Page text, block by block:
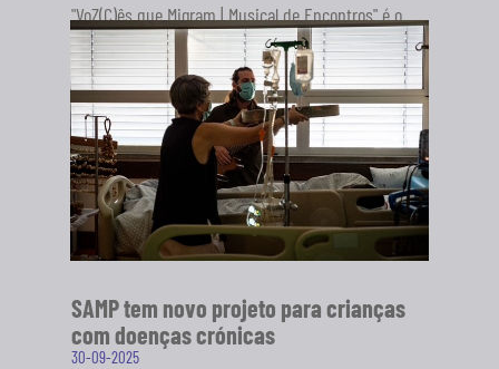
"VoZ(C)ês que Migram | Musical de Encontros" é o
novo projeto da Sociedade Artística Musical dos
Pousos (SAMP), em...
SABER MAIS
SAMP tem novo projeto para crianças
com doenças crónicas
30-09-2025